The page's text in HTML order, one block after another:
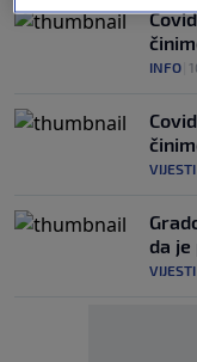
INFO
VIJESTI
da je
VIJESTI